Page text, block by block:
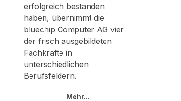
erfolgreich bestanden
haben, übernimmt die
bluechip Computer AG vier
der frisch ausgebildeten
Fachkräfte in
unterschiedlichen
Berufsfeldern.
Mehr...